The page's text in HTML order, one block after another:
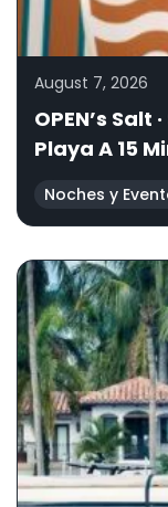
August 7, 2026
OPEN’s Salt
Playa A 15
Noches y